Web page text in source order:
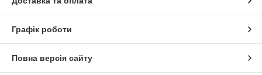
Графік роботи
Повна версія сайту